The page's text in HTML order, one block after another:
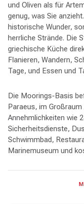
und Oliven als für
genug, was Sie
historische Wunder,
herrliche Strände. Die
griechische Küche
Flanieren, Wandern,
Tage, und Essen und
Die Moorings-Basis
Paraeus, im
Annehmlichkeiten wie
Sicherheitsdienste,
Schwimmbad,
Marinemuseum und
Festlandes und sind